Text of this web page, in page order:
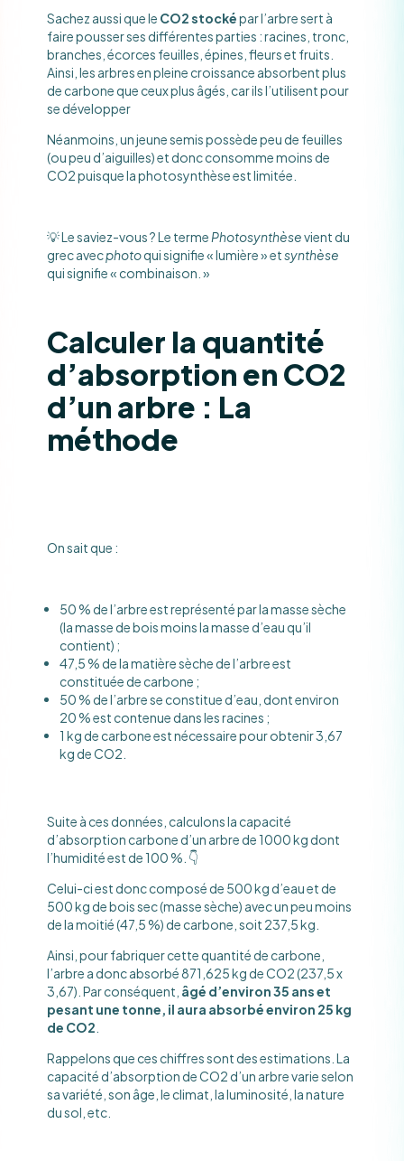
Sachez aussi que le CO2 stocképar l’arbre sert à
faire pousser ses différentes parties : racines, tronc,
branches, écorces feuilles, épines, fleurs et fruits.
Ainsi, les arbres en pleine croissance absorbent plus
de carbone que ceux plus âgés, car ils l’utilisent pour
se développer
Néanmoins, un jeune semis possède peu de feuilles
(ou peu d’aiguilles) et donc consomme moins de
CO2 puisque la photosynthèse est limitée.
💡 Le saviez-vous ? Le terme Photosynthèsevient du
grec avecphotoqui signifie « lumière » etsynthèse
qui signifie « combinaison. »
Calculer la quantité
d’absorption en CO2
d’un arbre : La
méthode
On sait que :
50 % de l’arbre est représenté par la masse sèche
(la masse de bois moins la masse d’eau qu’il
contient) ;
47,5 % de la matière sèche de l’arbre est
constituée de carbone ;
50 % de l’arbre se constitue d’eau, dont environ
20 % est contenue dans les racines ;
1 kg de carbone est nécessaire pour obtenir 3,67
kg de CO2.
Suite à ces données, calculons la capacité
d’absorption carbone d’un arbre de 1000 kg dont
l’humidité est de 100 %. 👇
Celui-ci est donc composé de 500 kg d’eau et de
500 kg de bois sec (masse sèche) avec un peu moins
de la moitié (47,5 %) de carbone, soit 237,5 kg.
Ainsi, pour fabriquer cette quantité de carbone,
l’arbre a donc absorbé 871,625 kg de CO2 (237,5 x
3,67). Par conséquent, âgé d’environ 35 ans et
pesant une tonne, il aura absorbé environ 25 kg
de CO2
Rappelons que ces chiffres sont des estimations. La
capacité d’absorption de CO2 d’un arbre varie selon
sa variété, son âge, le climat, la luminosité, la nature
du sol, etc.